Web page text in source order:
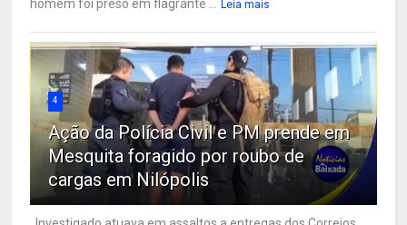
homem foi preso em flagrante ... Leia mais
4
Ação da Polícia Civil e PM prende em
Mesquita foragido por roubo de
cargas em Nilópolis